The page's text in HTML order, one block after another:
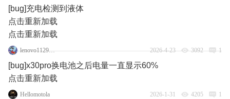
[bug]充电检测到液体
点击重新加载
点击重新加载
lenovo112960871 2026-4-23 3092 1
[bug]x30pro换电池之后电量一直显示60%
点击重新加载
Hellomotola 2026-1-31 4205 1